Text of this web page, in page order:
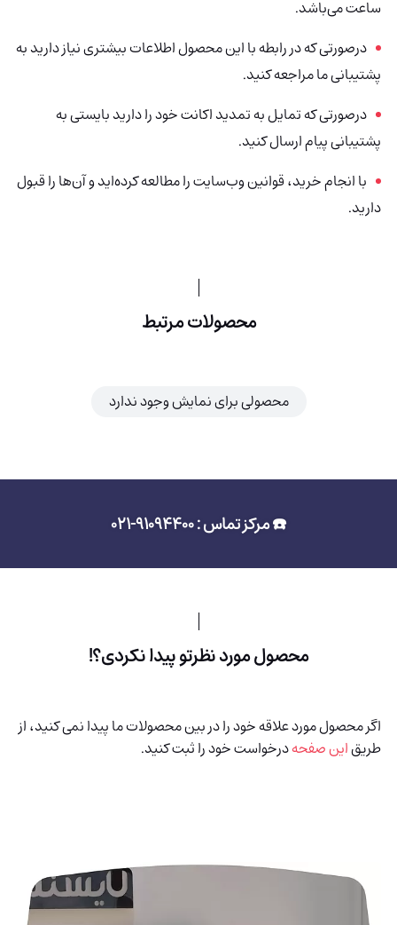
ساعت می‌باشد.
درصورتی‌ که در رابطه با این محصول اطلاعات بیشتری نیاز دارید به
پشتیبانی ما مراجعه کنید.
درصورتی که تمایل به تمدید اکانت خود را دارید بایستی به
پشتیبانی پیام ارسال کنید.
با انجام خرید، قوانین وب‌سایت را مطالعه کرده‌اید و آن‌ها را قبول
دارید.
محصولات مرتبط
محصولی برای نمایش وجود ندارد
☎️ مرکز تماس : 91094400-021
محصول مورد نظرتو پیدا نکردی؟!
اگر محصول مورد علاقه خود را در بین محصولات ما پیدا نمی کنید، از
طریقاین صفحهدرخواست خود را ثبت کنید.